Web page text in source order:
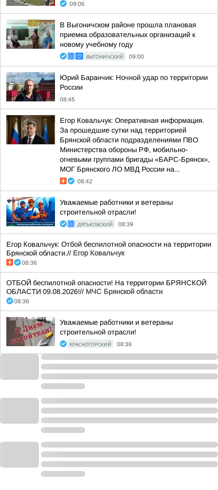
09:06
В Выгоничском районе прошла плановая
приемка образовательных организаций к
новому учебному году
ВЫГОНИЧСКИЙ 09:00
Юрий Баранчик: Ночной удар по территории
России
08:45
Егор Ковальчук: Оперативная информация.
За прошедшие сутки над территорией
Брянской области подразделениями ПВО
Министерства обороны РФ, мобильно-
огневыми группами бригады «БАРС-Брянск»,
МОГ Брянского ЛО МВД России на...
08:42
Уважаемые работники и ветераны
строительной отрасли!
ДЯТЬКОВСКИЙ 08:39
Егор Ковальчук: Отбой беспилотной опасности на территории
Брянской области.// Егор Ковальчук
08:36
ОТБОЙ беспилотной опасности! На территории БРЯНСКОЙ
ОБЛАСТИ 09.08.2026!// МЧС Брянской области
08:36
Уважаемые работники и ветераны
строительной отрасли!
КРАСНОГОРСКИЙ 08:36